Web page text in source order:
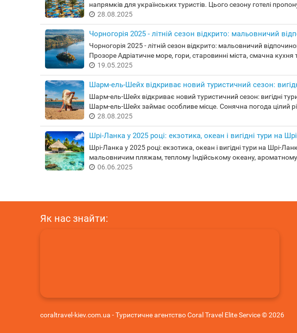
напрямків для українських туристів. Цього сезону готелі
28.08.2025
Чорногорія 2025 - літній сезон відкрито: мальовничий
Чорногорія 2025 - літній сезон відкрито: мальовничий
Прозоре Адріатичне море, гори, старовинні міста, смачна кухня
19.05.2025
Шарм-ель-Шейх відкриває новий туристичний сезон:
Шарм-ель-Шейх відкриває новий туристичний сезон: вигідні
Шарм-ель-Шейх займає особливе місце. Сонячна погода цілий
28.08.2025
Шрі-Ланка у 2025 році: екзотика, океан і вигідні тури на
Шрі-Ланка у 2025 році: екзотика, океан і вигідні тури на Шрі-
мальовничим пляжам, теплому Індійському океану,
06.06.2025
Як нас знайти:
coraltravel-kiev.com.ua - Туристичне агентство Coral Travel Elite Service © 2026